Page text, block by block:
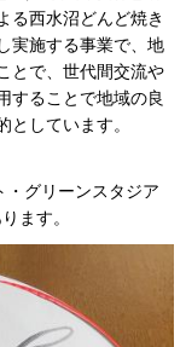
る西水沼どんど焼き
実施する事業で、地
とで、世代間交流や
することで地域の良
しています。
・グリーンスタジア
ます。